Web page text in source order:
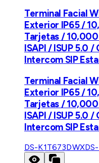
Terminal Facial
Exterior IP65 /
Tarjetas /
ISAPI / ISUP 5.0
Intercom SIP
Terminal Facial
Exterior IP65 /
Tarjetas /
ISAPI / ISUP 5.0
Intercom SIP
DS-K1T673DWX